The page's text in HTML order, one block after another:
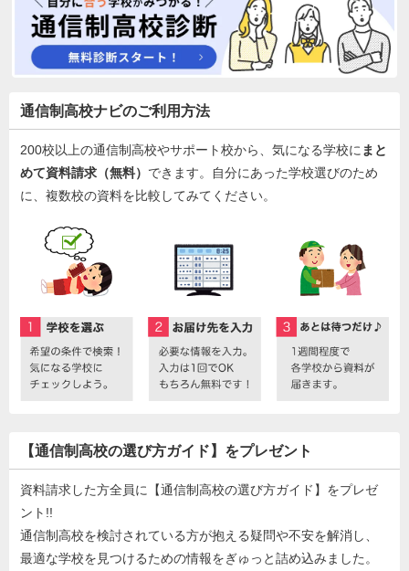
通信制高校ナビのご利用方法
200校以上の通信制高校やサポート校から、気になる学校にまと
めて資料請求（無料） できます。自分にあった学校選びのため
に、複数校の資料を比較してみてください。
【通信制高校の選び方ガイド】をプレゼント
資料請求した方全員に【通信制高校の選び方ガイド】をプレゼ
ント!!
通信制高校を検討されている方が抱える疑問や不安を解消し、
最適な学校を見つけるための情報をぎゅっと詰め込みました。